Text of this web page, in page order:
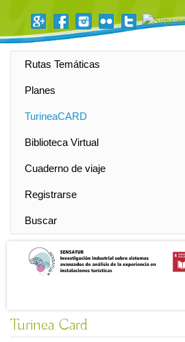
Rutas Temáticas
Planes
TurineaCARD
Biblioteca Virtual
Cuaderno de viaje
Registrarse
Buscar
Turinea Card